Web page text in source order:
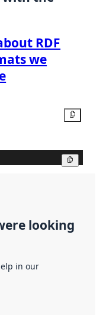
RDF
we
looking
in our